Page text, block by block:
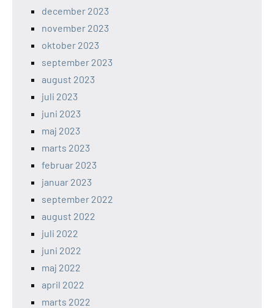
december 2023
november 2023
oktober 2023
september 2023
august 2023
juli 2023
juni 2023
maj 2023
marts 2023
februar 2023
januar 2023
september 2022
august 2022
juli 2022
juni 2022
maj 2022
april 2022
marts 2022